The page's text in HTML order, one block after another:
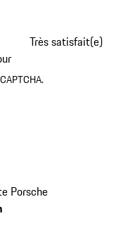
Très satisfait(e)
Porsche